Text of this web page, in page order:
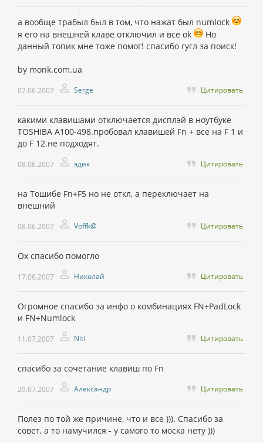
а вообще трабыл был в том, что нажат был numlock
я его на внешней клаве отключил и все ok
Но
данный топик мне тоже помог! спасибо гугл за поиск!
by monk.com.ua
07.06.2007 Serge Цитировать
какими клавишами отключается дисплэй в ноутбуке
TOSHIBA A100-498.пробовал клавишей Fn + все на F 1 и
до F 12.не подходят.
08.06.2007 эдик Цитировать
на Тошибе Fn+F5 но не откл, а переключает на
внешний
08.06.2007 Voffk@ Цитировать
Ох спасибо помогло
17.06.2007 Николай Цитировать
Огромное спасибо за инфо о комбинациях FN+PadLock
и FN+Numlock
11.07.2007 Niti Цитировать
спасибо за сочетание клавиш по Fn
29.07.2007 Александр Цитировать
Полез по той же причине, что и все ))). Спасибо за
совет, а то намучился - у самого то моска нету )))